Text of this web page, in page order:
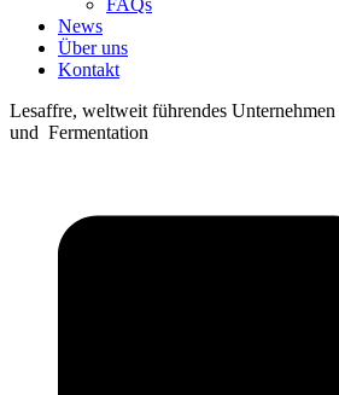
News
Über uns
Kontakt
Lesaffre, weltweit führendes
und Fermentation